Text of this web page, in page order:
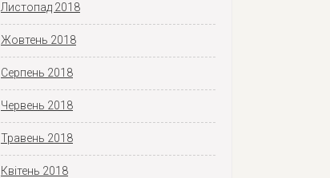
Листопад 2018
Жовтень 2018
Серпень 2018
Червень 2018
Травень 2018
Квітень 2018